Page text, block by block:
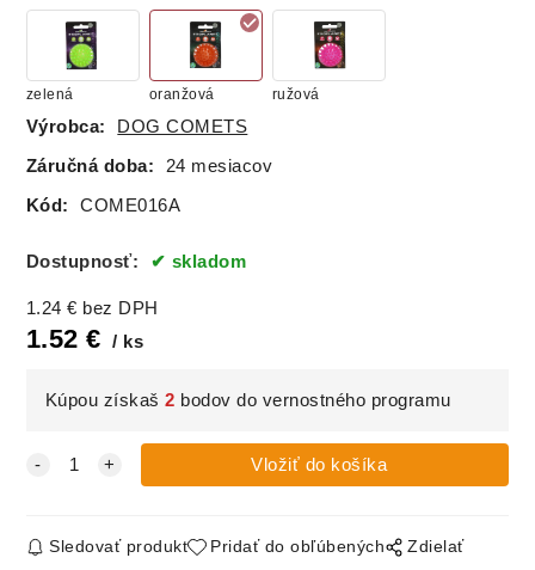
zelená oranžová ružová
Výrobca: DOG COMETS
Záručná doba: 24 mesiacov
Kód: COME016A
Dostupnosť: skladom
1.24 € bez DPH
1.52 € ks
Kúpou získaš2 bodov do vernostného programu
Sledovať produkt Pridať do obľúbených Zdielať